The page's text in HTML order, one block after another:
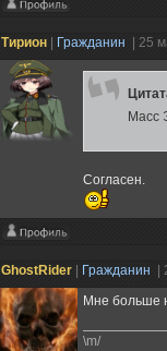
Тирион Гражданин | 25
Масс
Согласен.
GhostRider Гражданин
Мне больше
\m/